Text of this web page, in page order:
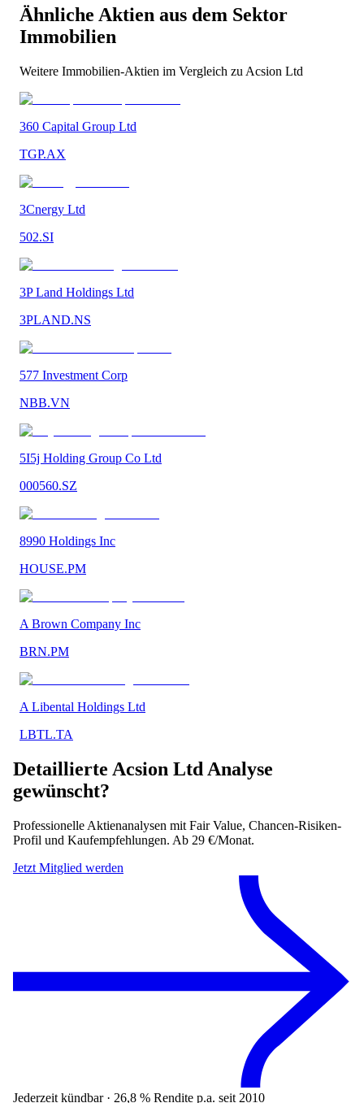
Ähnliche Aktien aus dem Sektor
Immobilien
Weitere Immobilien-Aktien im Vergleich zu Acsion Ltd
360 Capital Group Ltd
TGP.AX
3Cnergy Ltd
502.SI
3P Land Holdings Ltd
3PLAND.NS
577 Investment Corp
NBB.VN
5I5j Holding Group Co Ltd
000560.SZ
8990 Holdings Inc
HOUSE.PM
A Brown Company Inc
BRN.PM
A Libental Holdings Ltd
LBTL.TA
Detaillierte Acsion Ltd Analyse
gewünscht?
Professionelle Aktienanalysen mit Fair Value, Chancen-Risiken-
Profil und Kaufempfehlungen. Ab 29 €/Monat.
Jetzt Mitglied werden
Jederzeit kündbar · 26,8 % Rendite p.a. seit 2010